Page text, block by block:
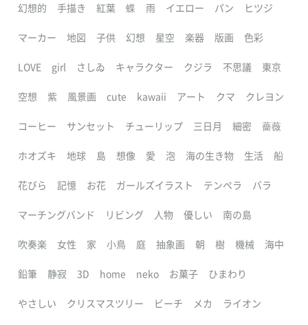
幻想的 手描き 紅葉 蝶 雨 イエロー パン ヒツジ
マーカー 地図 子供 幻想 星空 楽器 版画 色彩
LOVE girl さしゐ キャラクター クジラ 不思議 東京
空想 紫 風景画 cute kawaii アート クマ クレヨン
コーヒー サンセット チューリップ 三日月 細密 薔薇
ホオズキ 地球 島 想像 愛 泡 海の生き物 生活 船
花びら 記憶 お花 ガールズイラスト テンペラ バラ
マーチングバンド リビング 人物 優しい 南の島
吹奏楽 女性 家 小鳥 庭 抽象画 朝 樹 機械 海中
鉛筆 静寂 3D home neko お菓子 ひまわり
やさしい クリスマスツリー ビーチ メカ ライオン